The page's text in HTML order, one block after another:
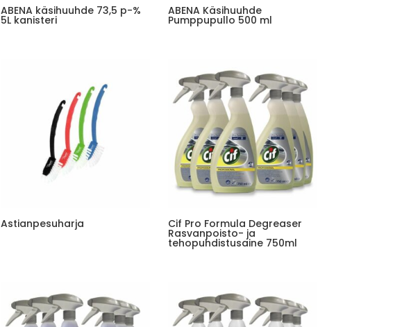
ABENA käsihuuhde 73,5 p-%
5L kanisteri
ABENA Käsihuuhde
Pumppupullo 500 ml
Astianpesuharja Cif Pro Formula Degreaser
Rasvanpoisto- ja
tehopuhdistusaine 750ml